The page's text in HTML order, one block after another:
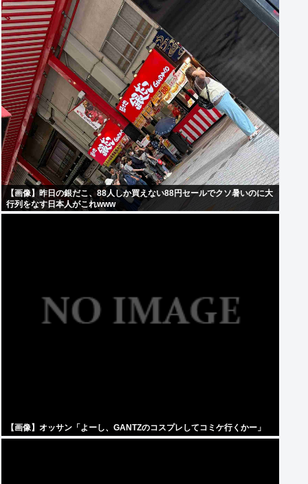
【画像】昨日の銀だこ、88人しか買えない88円セールでクソ暑いのに大
行列をなす日本人がこれwww
【画像】オッサン「よーし、GANTZのコスプレしてコミケ行くかー」